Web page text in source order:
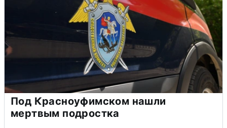
Под Красноуфимском нашли
мертвым подростка